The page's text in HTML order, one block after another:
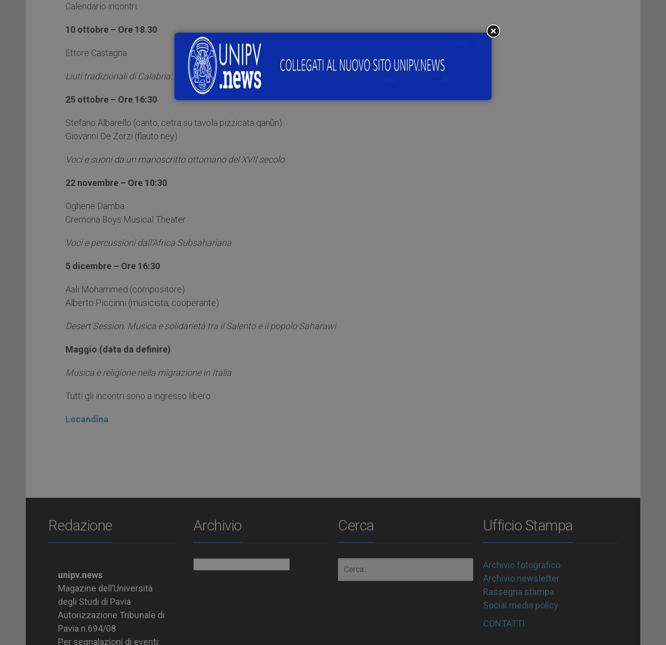
Calendario incontri:
10 ottobre – Ore 18.30
Ettore Castagna
Liuti tradizionali di Calabria: la lira e la chitarra battente
25 ottobre – Ore 16:30
Stefano Albarello (canto, cetra su tavola pizzicata qanûn)
Giovanni De Zorzi (flauto ney)
Voci e suoni da un manoscritto ottomano del XVII secolo
22 novembre – Ore 10:30
Oghene Damba
Cremona Boys Musical Theater
Voci e percussioni dall’Africa Subsahariana
5 dicembre – Ore 16:30
Aali Mohammed (compositore)
Alberto Piccinni (musicista, cooperante)
Desert Session. Musica e solidarietà tra il Salento e il popolo Saharawi
Maggio (data da definire)
Musica e religione nella migrazione in Italia
Tutti gli incontri sono a ingresso libero.
Locandina
Redazione
unipv.news
Magazine dell’Università
degli Studi di Pavia
Autorizzazione Tribunale di
Pavia n.694/08
Per segnalazioni di eventi:
Archivio Cerca Ufficio Stampa
Archivio fotografico
Archivio newsletter
Rassegna stampa
Social media policy
CONTATTI